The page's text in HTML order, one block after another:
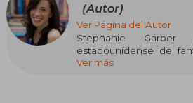
(Autor)
Ver Página del Autor
Stephanie
estadounidense de
por su exitosa trilogía
Ver más